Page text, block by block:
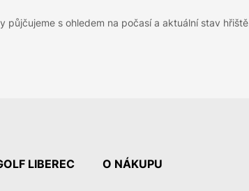
půjčujeme s ohledem na počasí a aktuální stav
LIBEREC
O NÁKUPU